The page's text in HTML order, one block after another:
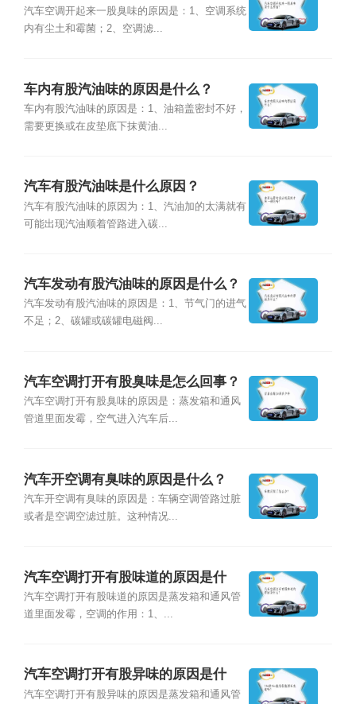
因？
汽车空调开起来一股臭味的原因是：1、空调系统
内有尘土和霉菌；2、空调滤...
车内有股汽油味的原因是什么？
车内有股汽油味的原因是：1、油箱盖密封不好，
需要更换或在皮垫底下抹黄油...
汽车有股汽油味是什么原因？
汽车有股汽油味的原因为：1、汽油加的太满就有
可能出现汽油顺着管路进入碳...
汽车发动有股汽油味的原因是什么？
汽车发动有股汽油味的原因是：1、节气门的进气
不足；2、碳罐或碳罐电磁阀...
汽车空调打开有股臭味是怎么回事？
汽车空调打开有股臭味的原因是：蒸发箱和通风
管道里面发霉，空气进入汽车后...
汽车开空调有臭味的原因是什么？
汽车开空调有臭味的原因是：车辆空调管路过脏
或者是空调空滤过脏。这种情况...
汽车空调打开有股味道的原因是什
么？
汽车空调打开有股味道的原因是蒸发箱和通风管
道里面发霉，空调的作用：1、...
汽车空调打开有股异味的原因是什
么？
汽车空调打开有股异味的原因是蒸发箱和通风管